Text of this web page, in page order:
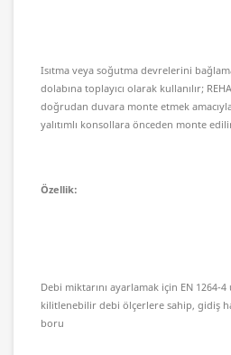
Isıtma veya soğutma devrelerini
dolabına toplayıcı olarak kullanılır;
doğrudan duvara monte etmek
yalıtımlı konsollara önceden monte
Özellik:
Debi miktarını ayarlamak için EN 1264-
kilitlenebilir debi ölçerlere sahip, gidiş
boru